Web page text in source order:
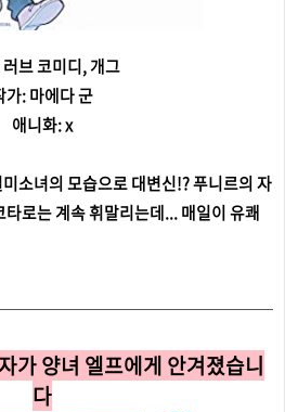
브 코미디, 개그
가: 마에다 군
애니화: x
소녀의 모습으로 대변신!? 푸니르의 자
로는 계속 휘말리는데... 매일이 유쾌
가 양녀 엘프에게 안겨졌습니
다